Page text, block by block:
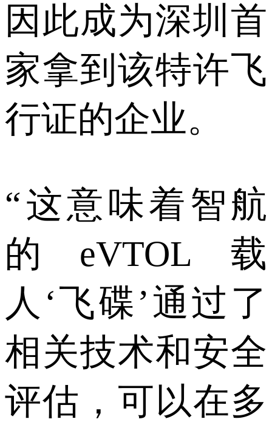
因此成为深圳首
家拿到该特许飞
行证的企业。
“这意味着智航
的eVTOL载
人‘飞碟’通过了
相关技术和安全
评估，可以在多